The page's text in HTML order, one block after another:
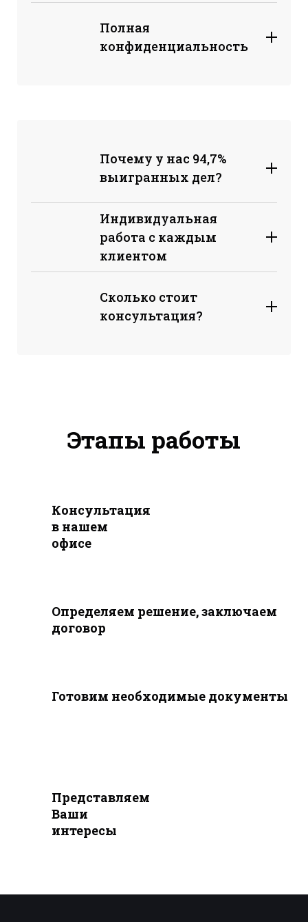
Полная
конфиденциальность
Почему у нас 94,7%
выигранных дел?
Индивидуальная
работа с каждым
клиентом
Сколько стоит
консультация?
Этапы работы
Консультация
в нашем
офисе
Определяем решение, заключаем
договор
Готовим необходимые документы
Представляем
Ваши
интересы